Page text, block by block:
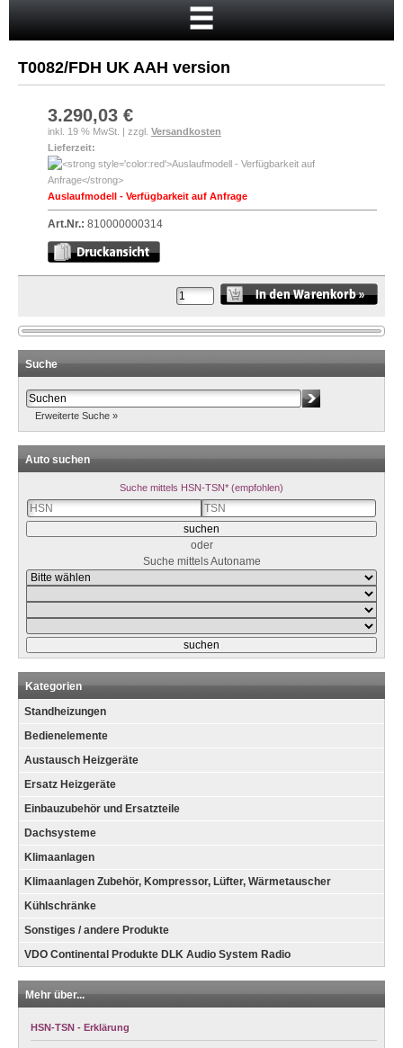
Neukunde?
Kasse
Anmelden
T0082/FDH UK AAH version
3.290,03 €
inkl. 19 % MwSt. | zzgl. Versandkosten
Lieferzeit:
Auslaufmodell - Verfügbarkeit auf Anfrage
Art.Nr.: 810000000314
Suche
Erweiterte Suche »
Auto suchen
Suche mittels HSN-TSN* (empfohlen)
oder
Suche mittels Autoname
Kategorien
Standheizungen
Bedienelemente
Austausch Heizgeräte
Ersatz Heizgeräte
Einbauzubehör und Ersatzteile
Dachsysteme
Klimaanlagen
Klimaanlagen Zubehör, Kompressor, Lüfter, Wärmetauscher
Kühlschränke
Sonstiges / andere Produkte
VDO Continental Produkte DLK Audio System Radio
Mehr über...
HSN-TSN - Erklärung